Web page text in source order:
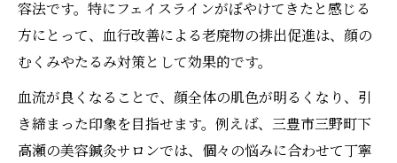
容法です。特にフェイスラインがぼやけてきたと感じる
方にとって、血行改善による老廃物の排出促進は、顔の
むくみやたるみ対策として効果的です。
血流が良くなることで、顔全体の肌色が明るくなり、引
き締まった印象を目指せます。例えば、三豊市三野町下
高瀬の美容鍼灸サロンでは、個々の悩みに合わせて丁寧